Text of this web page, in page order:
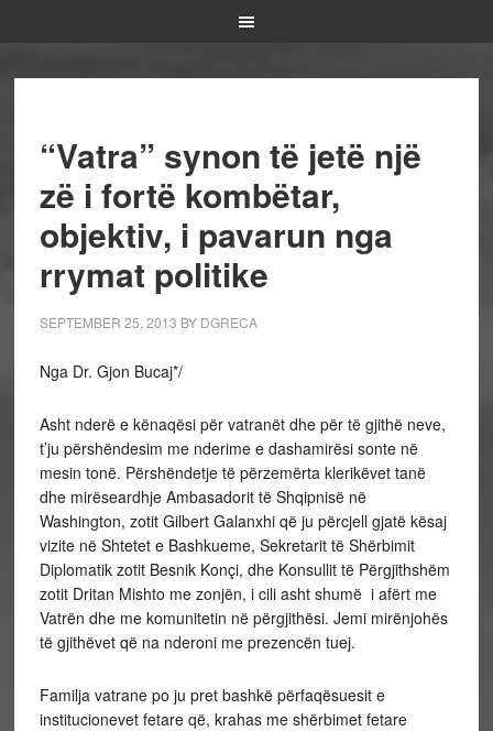
“Vatra” synon të jetë një
zë i fortë kombëtar,
objektiv, i pavarun nga
rrymat politike
SEPTEMBER 25, 2013 BY DGRECA
Nga Dr. Gjon Bucaj*/
Asht nderë e kënaqësi për vatranët dhe për të gjithë neve,
t’ju përshëndesim me nderime e dashamirësi sonte në
mesin tonë. Përshëndetje të përzemërta klerikëvet tanë
dhe mirëseardhje Ambasadorit të Shqipnisë në
Washington, zotit Gilbert Galanxhi që ju përcjell gjatë kësaj
vizite në Shtetet e Bashkueme, Sekretarit të Shërbimit
Diplomatik zotit Besnik Konçi, dhe Konsullit të Përgjithshëm
zotit Dritan Mishto me zonjën, i cili asht shumë i afërt me
Vatrën dhe me komunitetin në përgjithësi. Jemi mirënjohës
të gjithëvet që na nderoni me prezencën tuej.
Familja vatrane po ju pret bashkë përfaqësuesit e
institucionevet fetare që, krahas me shërbimet fetare